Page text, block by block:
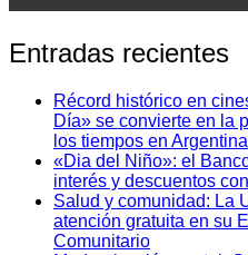
Entradas recientes
Récord histórico en
Día» se convierte en la
los tiempos en Argentina
«Dia del Niño»: el
interés y descuentos
Salud y comunidad: La
atención gratuita en su
Comunitario